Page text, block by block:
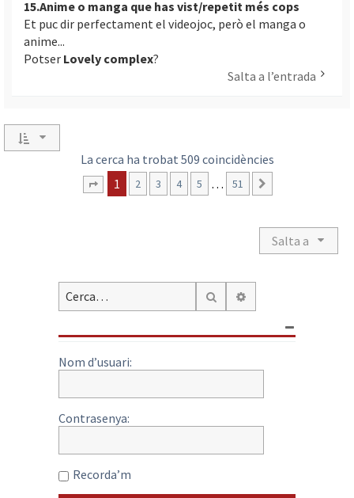
15.Anime o manga que has vist/repetit més cops
Et puc dir perfectament el videojoc, però el manga o
anime...
Potser Lovely complex?
Salta a l’entrada
La cerca ha trobat 509 coincidències
Pàgina 1 de51
1 2 3 4 5 … 51
Salta a
Cerca
Nom d’usuari:
Contrasenya:
Recorda’m